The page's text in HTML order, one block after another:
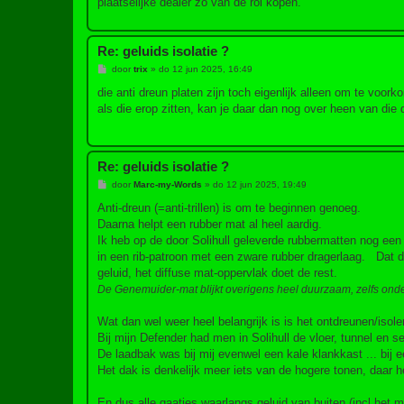
Re: geluids isolatie ?
B
r
c
doortrix » do 12 jun 2025, 16:49
die anti dreun platen zijn toch eigenlijk alleen om te
als die erop zitten, kan je daar dan nog over heen van
Re: geluids isolatie ?
B
r
c
h
doorMarc-my-Words » do 12 jun 2025, 19:49
Anti-dreun (=anti-trillen) is om te beginnen genoeg.
Daarna helpt een rubber mat al heel aardig.
Ik heb op de door Solihull geleverde rubbermatten nog
in een rib-patroon met een zware rubber dragerlaag.
geluid, het diffuse mat-oppervlak doet de rest.
De Genemuider-mat blijkt overigens heel duurzaam, zelfs
Wat dan wel weer heel belangrijk is is het ontdreunen/
Bij mijn Defender had men in Solihull de vloer, tunnel en
De laadbak was bij mij evenwel een kale klankkast ... bij
Het dak is denkelijk meer iets van de hogere tonen, daar